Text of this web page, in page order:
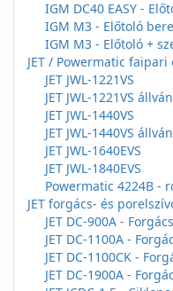
IGM DC40 EASY -
IGM M3 - Előtoló
IGM M3 - Előtoló +
JET / Powermatic faipari
JET JWL-1221VS
JET JWL-1221VS
JET JWL-1440VS
JET JWL-1440VS
JET JWL-1640EVS
JET JWL-1840EVS
Powermatic 4224B -
JET forgács- és
JET DC-900A -
JET DC-1100A -
JET DC-1100CK -
JET DC-1900A -